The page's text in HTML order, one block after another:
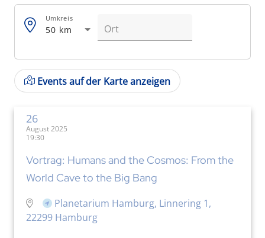
50 km
Umkreis
Events auf der Karte anzeigen
26
August 2025
19:30
Vortrag: Humans and the Cosmos: From the
World Cave to the Big Bang
Planetarium Hamburg, Linnering 1,
22299 Hamburg